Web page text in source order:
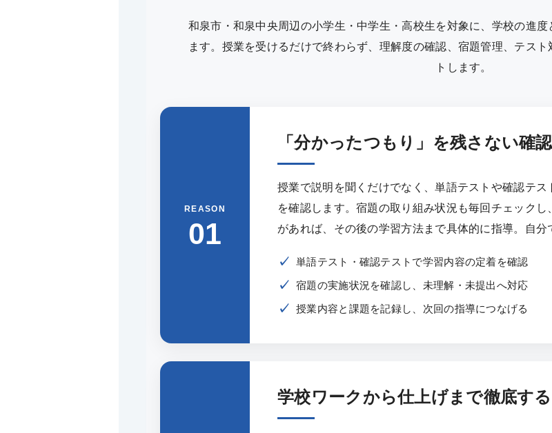
和泉市・和泉中央周辺の小学生・中学生・高校生を対象に、学校の進
ます。授業を受けるだけで終わらず、理解度の確認、宿題管理、テス
トします。
REASON
01
「分かったつもり」を残さない確
授業で説明を聞くだけでなく、単語テストや確認テ
を確認します。宿題の取り組み状況も毎回チェック
があれば、その後の学習方法まで具体的に指導。自分
単語テスト・確認テストで学習内容の定着を確認
宿題の実施状況を確認し、未理解・未提出へ対応
授業内容と課題を記録し、次回の指導につなげる
学校ワークから仕上げまで徹底す